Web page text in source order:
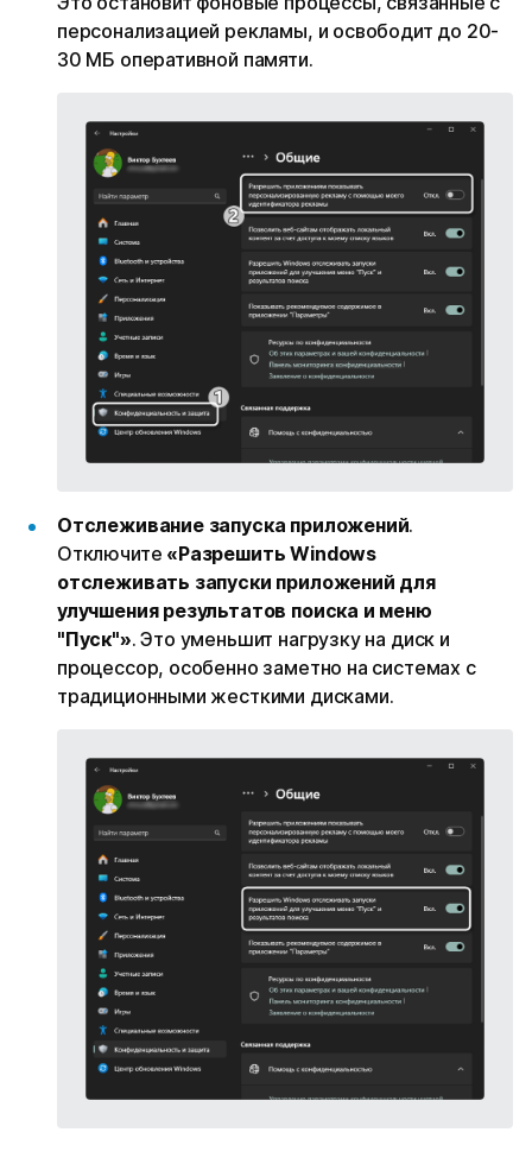
персонализацией рекламы, и освободит до 20-
30 МБ оперативной памяти.
Отслеживание запуска приложений.
Отключите «Разрешить Windows
отслеживать запуски приложений для
улучшения результатов поиска и меню
"Пуск"». Это уменьшит нагрузку на диск и
процессор, особенно заметно на системах с
традиционными жесткими дисками.